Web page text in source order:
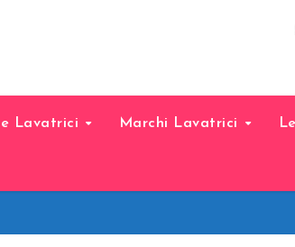
Lavatrici Marchi Lavatrici